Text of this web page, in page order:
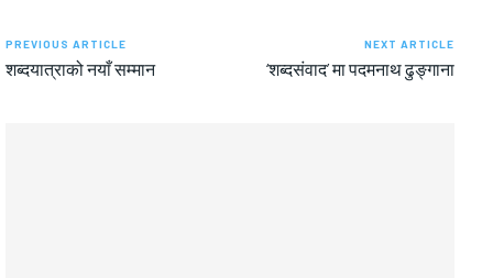
PREVIOUS ARTICLE
शब्दयात्राको नयाँ सम्मान
NEXT ARTICLE
‘शब्दसंवाद’ मा पदमनाथ ढुङ्गाना